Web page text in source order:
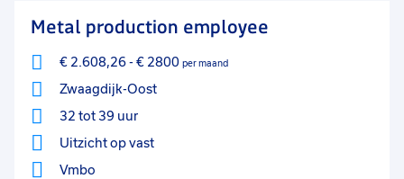
Metal production employee
€ 2.608,26- € 2800 per maand
Zwaagdijk-Oost
32 tot 39 uur
Uitzicht op vast
Vmbo